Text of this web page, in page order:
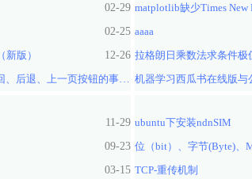
02-29
02-25
版）
12-26
监听微信、支付宝等移动app及浏览器的返回、后退、上一页按钮的事件方法
matplotlib缺少Times New
aaaa
拉格朗日乘数法求条件极
机器学习西瓜书在线版与
11-29
09-23
03-15
ubuntu下安装ndnSIM
位（bit）、字节(Byte)、
TCP-重传机制